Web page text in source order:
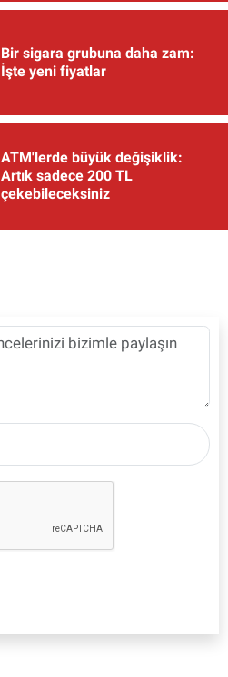
Bir sigara grubuna daha zam:
İşte yeni fiyatlar
ATM'lerde büyük değişiklik:
Artık sadece 200 TL
çekebileceksiniz